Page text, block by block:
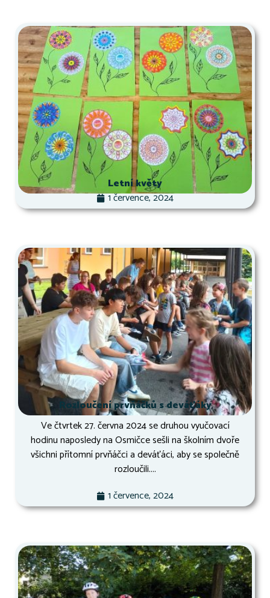
Letní květy
1 července, 2024
Rozloučení prvňáčků s deváťáky
Ve čtvrtek 27. června 2024 se druhou vyučovací
hodinu naposledy na Osmičce sešli na školním dvoře
všichni přítomní prvňáčci a deváťáci, aby se společně
rozloučili....
1 července, 2024